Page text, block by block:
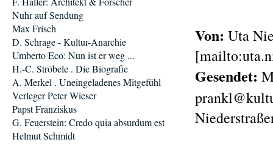
Von: Uta
Gesendet:
Nuhr auf Sendung
Max Frisch
D. Schrage - Kultur-Anarchie
Umberto Eco: Nun ist er weg ...
H.-C. Ströbele . Die Biografie
A. Merkel . Uneingeladenes Mitgefühl
Verleger Peter Wieser
Papst Franziskus
G. Feuerstein: Credo quia absurdum est
Helmut Schmidt